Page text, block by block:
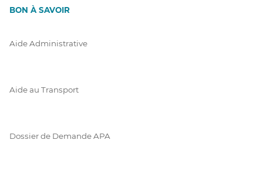
BON À SAVOIR
Aide Administrative
Aide au Transport
Dossier de Demande APA